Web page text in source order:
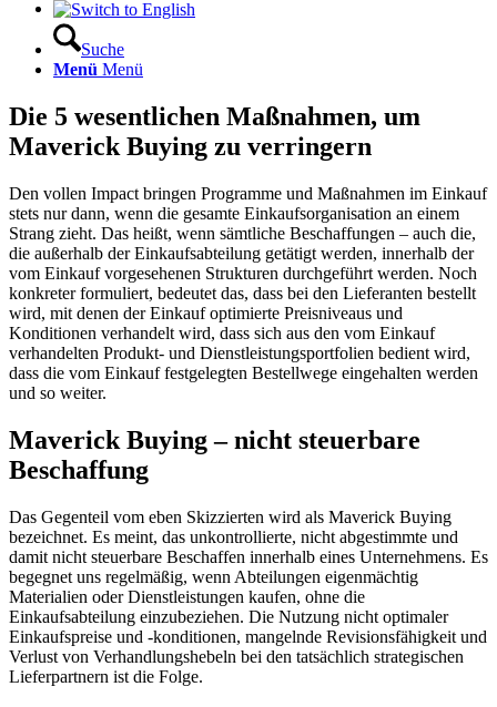
Suche
Menü Menü
Die 5 wesentlichen Maßnahmen, um
Maverick Buying zu verringern
Den vollen Impact bringen Programme und Maßnahmen im Einkauf
stets nur dann, wenn die gesamte Einkaufsorganisation an einem
Strang zieht. Das heißt, wenn sämtliche Beschaffungen – auch die,
die außerhalb der Einkaufsabteilung getätigt werden, innerhalb der
vom Einkauf vorgesehenen Strukturen durchgeführt werden. Noch
konkreter formuliert, bedeutet das, dass bei den Lieferanten bestellt
wird, mit denen der Einkauf optimierte Preisniveaus und
Konditionen verhandelt wird, dass sich aus den vom Einkauf
verhandelten Produkt- und Dienstleistungsportfolien bedient wird,
dass die vom Einkauf festgelegten Bestellwege eingehalten werden
und so weiter.
Maverick Buying – nicht steuerbare
Beschaffung
Das Gegenteil vom eben Skizzierten wird als Maverick Buying
bezeichnet. Es meint, das unkontrollierte, nicht abgestimmte und
damit nicht steuerbare Beschaffen innerhalb eines Unternehmens. Es
begegnet uns regelmäßig, wenn Abteilungen eigenmächtig
Materialien oder Dienstleistungen kaufen, ohne die
Einkaufsabteilung einzubeziehen. Die Nutzung nicht optimaler
Einkaufspreise und -konditionen, mangelnde Revisionsfähigkeit und
Verlust von Verhandlungshebeln bei den tatsächlich strategischen
Lieferpartnern ist die Folge.